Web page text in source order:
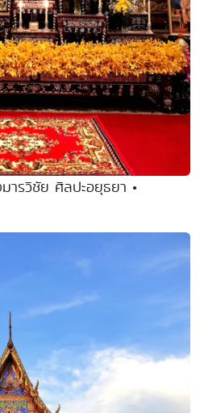
มารวิชัย ศิลปะอยุธยา •